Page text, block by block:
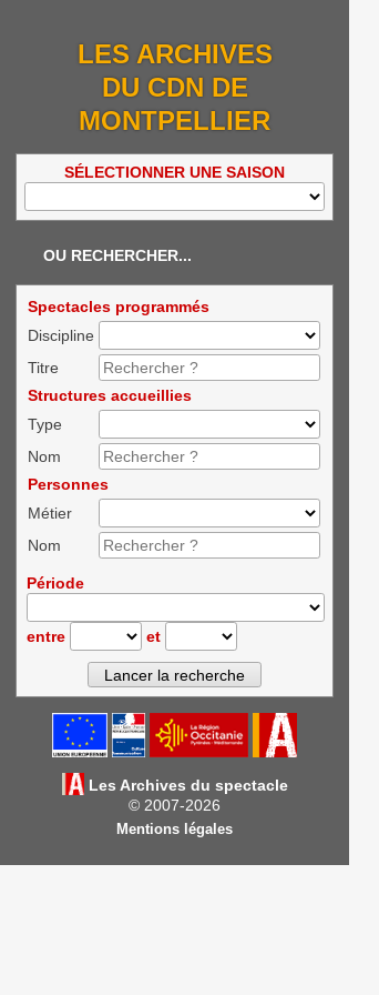
LES ARCHIVES
DU CDN DE
MONTPELLIER
SÉLECTIONNER UNE SAISON
OU RECHERCHER...
Spectacles programmés
Discipline
Titre
Structures accueillies
Type
Nom
Personnes
Métier
Nom
Période
entre et
Les Archives du spectacle
© 2007-2026
Mentions légales